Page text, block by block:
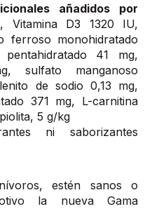
añadidos por
Vitamina D3 1320 IU,
ferroso monohidratado
41 mg,
sulfato manganoso
de sodio 0,13 mg,
371 mg, L-carnitina
5 g/kg
ni saborizantes
estén sanos o
la nueva Gama